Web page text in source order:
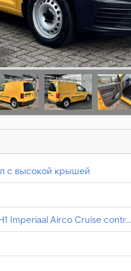
с высокой крышей
Imperiaal Airco Cruise contr...